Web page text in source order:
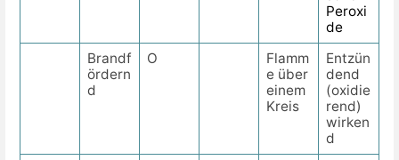
Peroxi
de
Brandf
ördern
d
O
Flamm
e über
einem
Kreis
Entzün
dend
(oxidie
rend)
wirken
d